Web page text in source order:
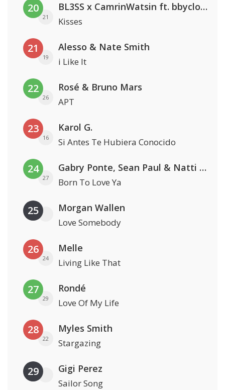
20
21
BL3SS x CamrinWatsin ft. bbyclose
Kisses
21
19
Alesso & Nate Smith
i Like It
22
26
Rosé & Bruno Mars
APT
23
16
Karol G.
Si Antes Te Hubiera Conocido
24
27
Gabry Ponte, Sean Paul & Natti Natasha
Born To Love Ya
25 Morgan Wallen
Love Somebody
26
24
Melle
Living Like That
27
29
Rondé
Love Of My Life
28
22
Myles Smith
Stargazing
29 Gigi Perez
Sailor Song